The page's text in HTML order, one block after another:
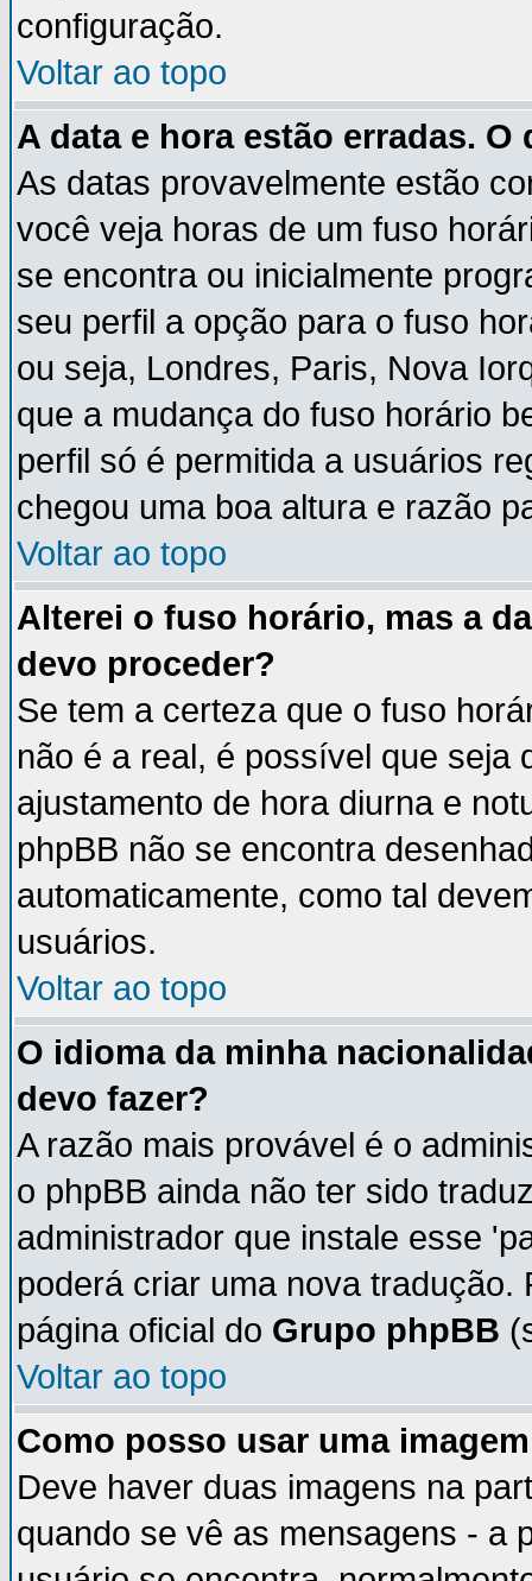
configuração.
Voltar ao topo
A data e hora estão erradas. O
As datas provavelmente estão
você veja horas de um fuso
se encontra ou inicialmente
seu perfil a opção para o fuso
ou seja, Londres, Paris, Nova
que a mudança do fuso horário
perfil só é permitida a usuários
chegou uma boa altura e razão
Voltar ao topo
Alterei o fuso horário, mas a
devo proceder?
Se tem a certeza que o fuso
não é a real, é possível que seja
ajustamento de hora diurna e
phpBB não se encontra
automaticamente, como tal
usuários.
Voltar ao topo
O idioma da minha
devo fazer?
A razão mais provável é o
o phpBB ainda não ter sido
administrador que instale esse
poderá criar uma nova
página oficial do Grupo phpBB
Voltar ao topo
Como posso usar uma
Deve haver duas imagens na
quando se vê as mensagens - a